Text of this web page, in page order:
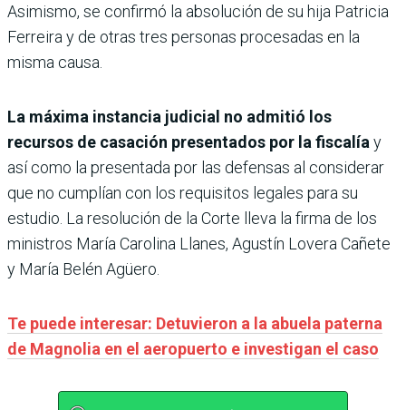
Asimismo, se confirmó la absolución de su hija Patricia
Ferreira y de otras tres personas procesadas en la
misma causa.
La máxima instancia judicial no admitió los
recursos de casación presentados por la fiscalíay
así como la presentada por las defensas al considerar
que no cumplían con los requisitos legales para su
estudio. La resolución de la Corte lleva la firma de los
ministros María Carolina Llanes, Agustín Lovera Cañete
y María Belén Agüero.
Te puede interesar: Detuvieron a la abuela paterna
de Magnolia en el aeropuerto e investigan el caso